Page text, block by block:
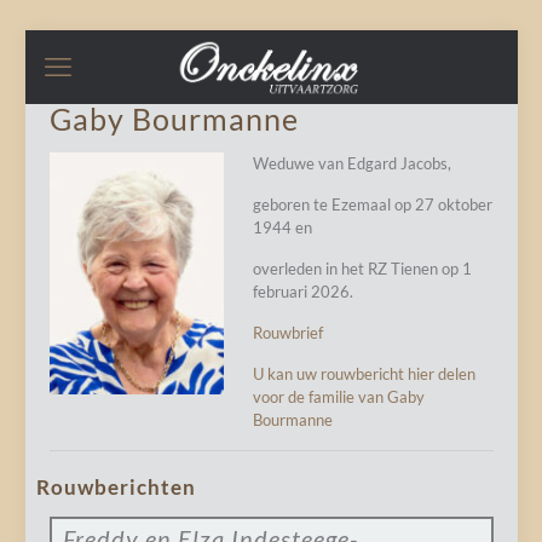
Gaby Bourmanne
Weduwe van Edgard Jacobs,
geboren te Ezemaal op 27 oktober
1944 en
overleden in het RZ Tienen op 1
februari 2026.
Rouwbrief
U kan uw rouwbericht hier delen
voor de familie van Gaby
Bourmanne
Rouwberichten